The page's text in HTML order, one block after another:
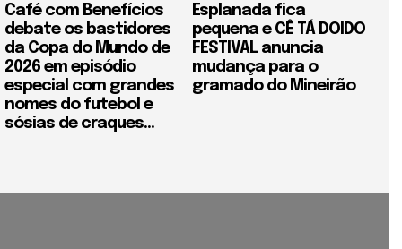
Café com Benefícios
debate os bastidores
da Copa do Mundo de
2026 em episódio
especial com grandes
nomes do futebol e
sósias de craques...
Esplanada fica
pequena e CÊ TÁ DOIDO
FESTIVAL anuncia
mudança para o
gramado do Mineirão